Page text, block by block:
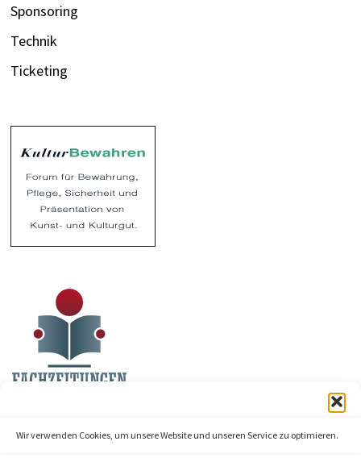
Wir verwenden Cookies, um unsere Website und unseren Service zu optimieren.
Sponsoring
Technik
Ticketing